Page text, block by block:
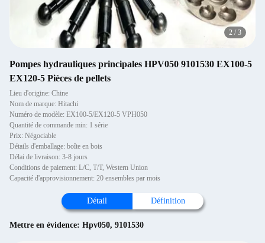
3 / 3
Pompes hydrauliques principales HPV050 9101530 EX100-5
EX120-5 Pièces de pellets
Lieu d'origine: Chine
Nom de marque: Hitachi
Numéro de modèle: EX100-5/EX120-5 VPH050
Quantité de commande min: 1 série
Prix: Négociable
Détails d'emballage: boîte en bois
Délai de livraison: 3-8 jours
Conditions de paiement: L/C, T/T, Western Union
Capacité d'approvisionnement: 20 ensembles par mois
Détail Définition
Mettre en évidence: Hpv050, 9101530